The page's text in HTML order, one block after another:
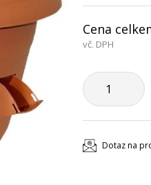
Cena
vč. DPH
Dotaz na